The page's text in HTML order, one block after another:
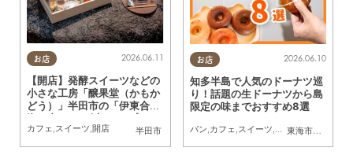
お店
半田市
2026.06.11
【開店】発酵スイーツなどの
小さな工房「醸果堂（かもか
どう）」半田市の「伊東合
資」内に5/21(木)オープン
カフェ,スイーツ,開店
お店
東海市
,大府市
2026.06.10
知多半島で人気のドーナツ巡
り！話題の生ドーナツから島
限定の味までおすすめ8選
パン カフェ スイーツ テイクアウト